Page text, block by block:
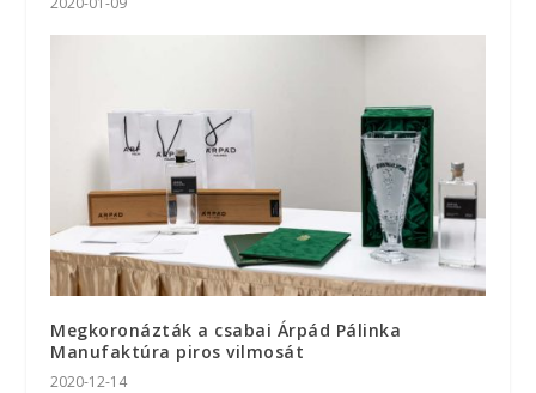
Megkoronázták a csabai Árpád Pálinka
Manufaktúra piros vilmosát
2020-12-14